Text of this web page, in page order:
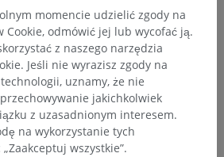
momencie udzielić zgody na
Cookie, odmówić jej lub wycofać ją.
z naszego narzędzia
Jeśli nie wyrazisz zgody na
uznamy, że nie
jakichkolwiek
z uzasadnionym interesem.
na wykorzystanie tych
wszystkie”.